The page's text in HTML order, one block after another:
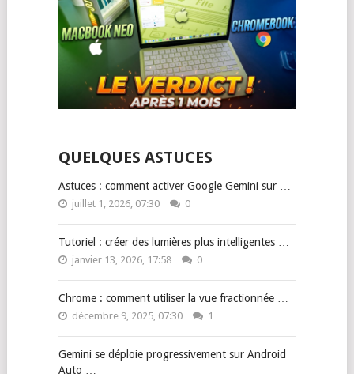
QUELQUES ASTUCES
Astuces : comment activer Google Gemini sur …
juillet 1, 2026, 07:30 0
Tutoriel : créer des lumières plus intelligentes …
janvier 13, 2026, 17:58 0
Chrome : comment utiliser la vue fractionnée …
décembre 9, 2025, 07:30 1
Gemini se déploie progressivement sur Android
Auto …